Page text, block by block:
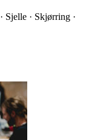
Sjelle · Skjørring ·